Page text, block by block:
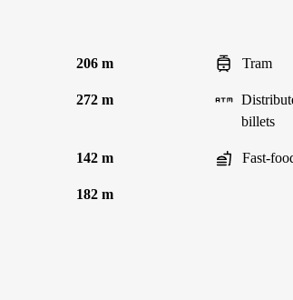
206 m Tram
272 m
billets
142 m Fast-
182 m